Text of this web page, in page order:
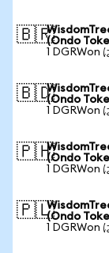
🇧🇷(Ondo
1 DGRWon
🇧🇩(Ondo
1 DGRWon
🇵🇭(Ondo
1 DGRWon
🇵🇱(Ondo
1 DGRWon